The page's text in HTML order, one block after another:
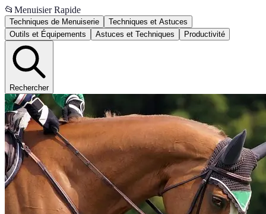
📂 Menuisier Rapide
Techniques de Menuiserie
Techniques et Astuces
Outils et Équipements
Astuces et Techniques Productivité
Rechercher